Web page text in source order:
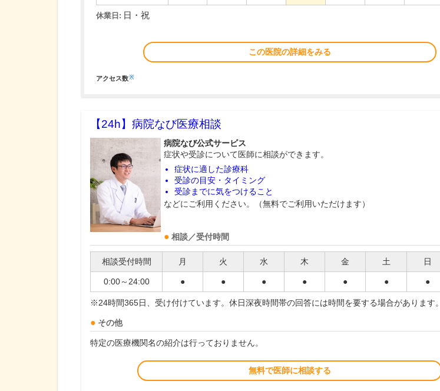
休業日: 日・祝
この医院の詳細をみる
アクセス数※
【24h】 病院なび医療相談
病院なび公式サービス
症状や受診について医師に相談ができます。
症状に適した診療科
受診の目安・タイミング
受診までに気をつけること
などにご利用ください。（無料でご利用いただけます）
相談／受付時間
相談受付時間 月 火 水 木 金 土 日
0:00～24:00 ● ● ● ● ● ● ●
※24時間365日、受け付けています。休日深夜時間帯の回答には時間を要する場合があります。
その他
特定の医療機関名の紹介は行っておりません。
無料で医師に相談する